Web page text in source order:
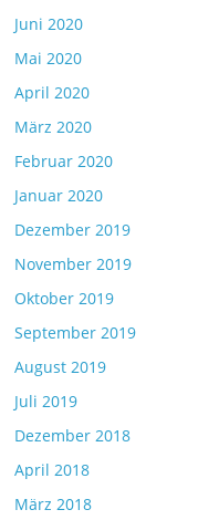
Juni 2020
Mai 2020
April 2020
März 2020
Februar 2020
Januar 2020
Dezember 2019
November 2019
Oktober 2019
September 2019
August 2019
Juli 2019
Dezember 2018
April 2018
März 2018